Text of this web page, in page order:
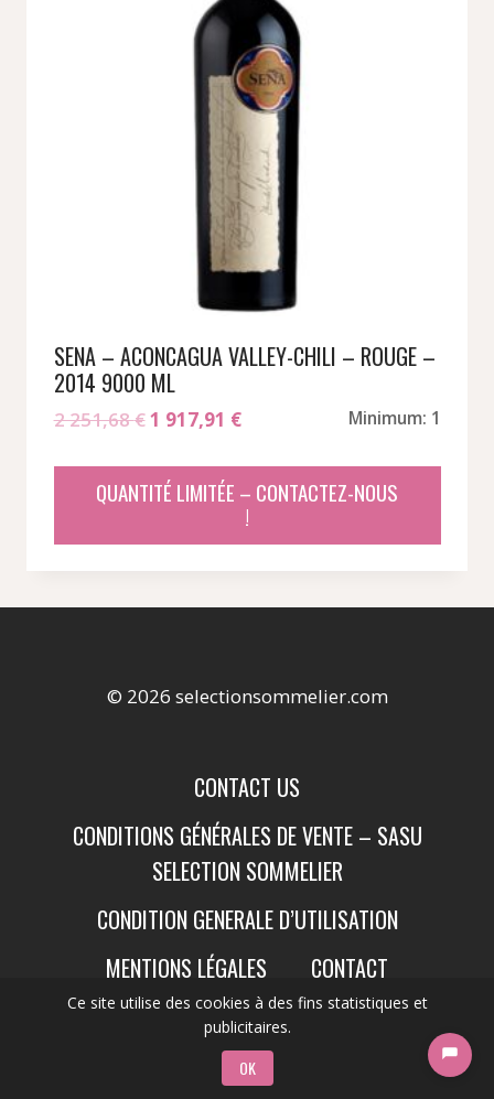
Ce site utilise des cookies à des fins statistiques et
publicitaires.
OK
SENA – ACONCAGUA VALLEY-CHILI – ROUGE –
2014 9000 ML
2 251,68€Le
initial
était :
251,68 €.
1 917,91 €Le
est :
917,91 €.
Minimum: 1
QUANTITÉ LIMITÉE – CONTACTEZ-NOUS
!
© 2026 selectionsommelier.com
CONTACT US
CONDITIONS GÉNÉRALES DE VENTE – SASU
SELECTION SOMMELIER
CONDITION GENERALE D’UTILISATION
MENTIONS LÉGALES
CONTACT